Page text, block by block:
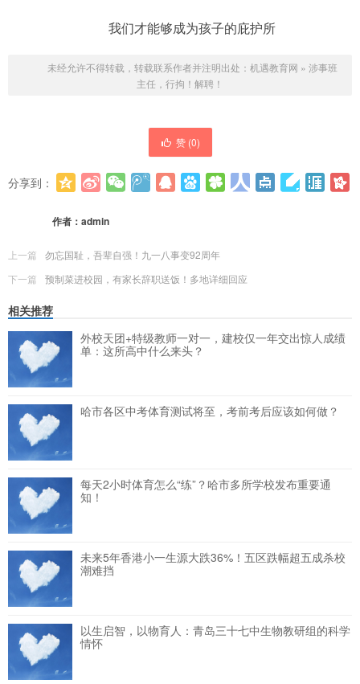
我们才能够成为孩子的庇护所
未经允许不得转载，转载联系作者并注明出处： 机遇教育网 » 涉事班
主任，行拘！解聘！
赞 (0)
分享到：
作者： admin
上一篇
勿忘国耻，吾辈自强！九一八事变92周年
下一篇
预制菜进校园，有家长辞职送饭！多地详细回应
相关推荐
外校天团+特级教师一对一，建校仅一年交出惊人成绩
单：这所高中什么来头？
哈市各区中考体育测试将至，考前考后应该如何做？
每天2小时体育怎么“练”？哈市多所学校发布重要通
知！
未来5年香港小一生源大跌36%！五区跌幅超五成杀校
潮难挡
以生启智，以物育人：青岛三十七中生物教研组的科学
情怀